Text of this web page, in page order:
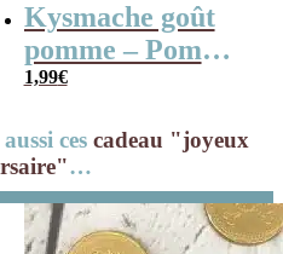
Kysmache goût
pomme – Pom
Pom x 20
1,99€
ces cadeau "joyeux
…